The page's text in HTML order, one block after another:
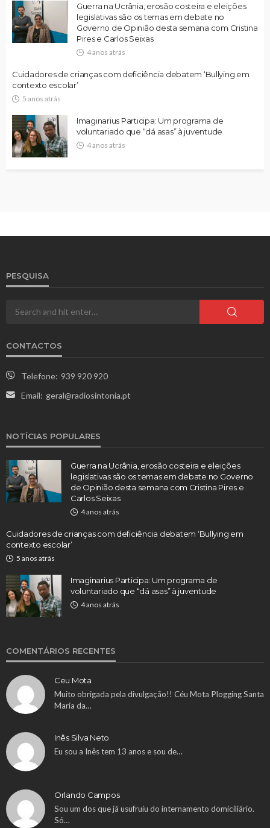
Guerra na Ucrânia, erosão costeira e eleições
legislativas são os temas em debate no
Governo de Opinião desta semana com Cristina
Pires e Carlos Seixas
4 anos atrás
Cuidadores de crianças com deficiência debatem ‘Bullying em
contexto escolar’
5 anos atrás
Imaginarius Participa: Um programa de
voluntariado que “dá asas” à juventude
4 anos atrás
PESQUISA
CONTACTOS
Telefone: 939 920 920
Email: geral@radiosintonia.pt
NOTÍCIAS POPULARES
Guerra na Ucrânia, erosão costeira e eleições
legislativas são os temas em debate no Governo
de Opinião desta semana com Cristina Pires e
Carlos Seixas
4 anos atrás
Cuidadores de crianças com deficiência debatem ‘Bullying em
contexto escolar’
5 anos atrás
Imaginarius Participa: Um programa de
voluntariado que “dá asas” à juventude
4 anos atrás
COMENTÁRIOS RECENTES
Ceu Mota
Muito obrigada pela divulgação!! Céu Mota Plogging Santa
Maria da…
Inês Silva Neto
Eu sou a Inês tem 13 anos e sou de…
Orlando Campos
Sou um dos que já usufruiu do internamento domiciliário.
Só…